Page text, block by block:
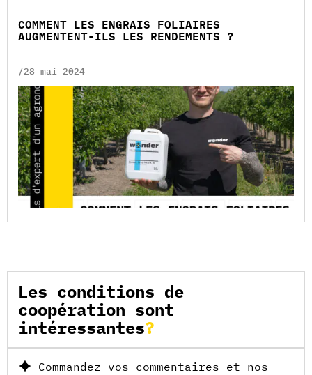
COMMENT LES ENGRAIS FOLIAIRES
AUGMENTENT-ILS LES RENDEMENTS ?
/28 mai 2024
Les conditions de
coopération sont
intéressantes
Commandez vos commentaires et nos